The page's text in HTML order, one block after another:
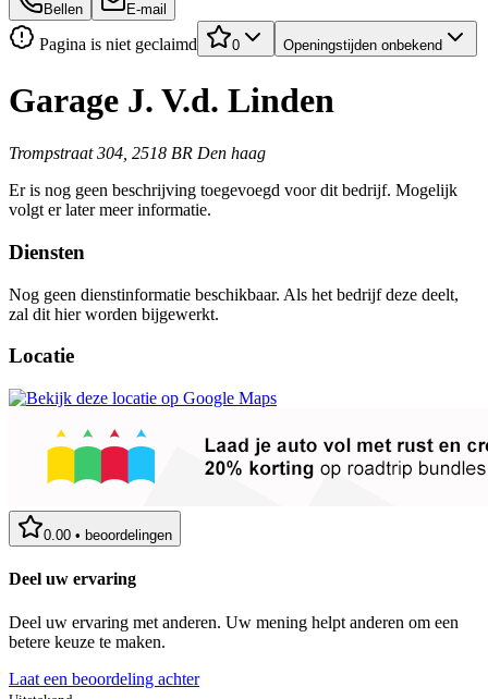
Bellen E-mail
Pagina is niet geclaimd 0 Openingstijden onbekend
Garage J. V.d. Linden
Trompstraat 304, 2518 BR Den haag
Er is nog geen beschrijving toegevoegd voor dit bedrijf. Mogelijk
volgt er later meer informatie.
Diensten
Nog geen dienstinformatie beschikbaar. Als het bedrijf deze deelt,
zal dit hier worden bijgewerkt.
Locatie
0.00 • beoordelingen
Deel uw ervaring
Deel uw ervaring met anderen. Uw mening helpt anderen om een
betere keuze te maken.
Laat een beoordeling achter